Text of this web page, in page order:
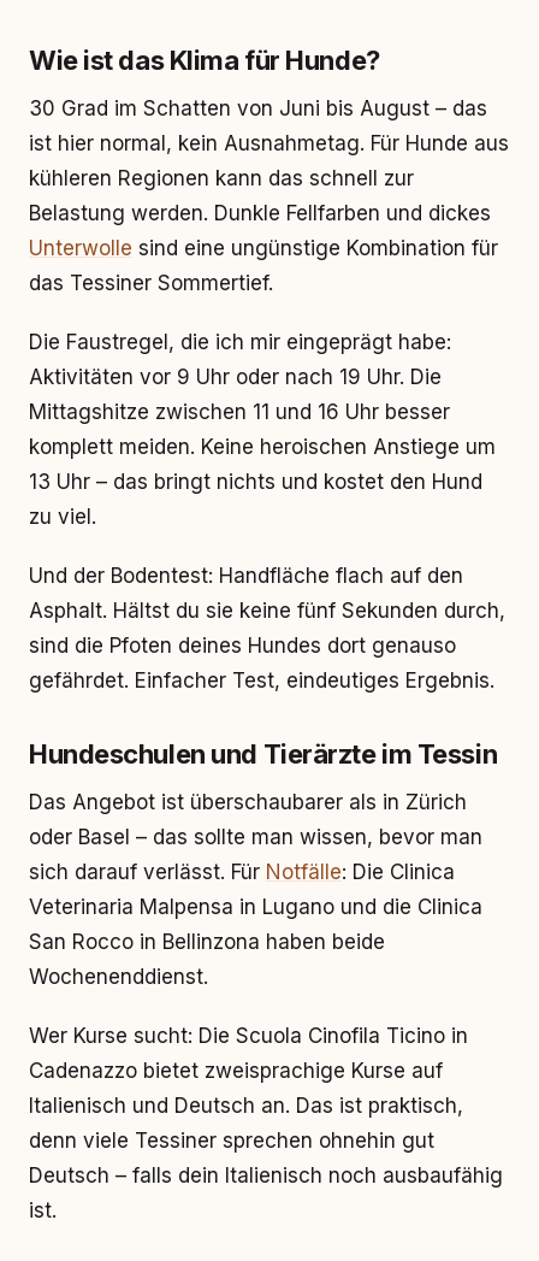
Wie ist das Klima für Hunde?
30 Grad im Schatten von Juni bis August – das
ist hier normal, kein Ausnahmetag. Für Hunde aus
kühleren Regionen kann das schnell zur
Belastung werden. Dunkle Fellfarben und dickes
Unterwolle sind eine ungünstige Kombination für
das Tessiner Sommertief.
Die Faustregel, die ich mir eingeprägt habe:
Aktivitäten vor 9 Uhr oder nach 19 Uhr. Die
Mittagshitze zwischen 11 und 16 Uhr besser
komplett meiden. Keine heroischen Anstiege um
13 Uhr – das bringt nichts und kostet den Hund
zu viel.
Und der Bodentest: Handfläche flach auf den
Asphalt. Hältst du sie keine fünf Sekunden durch,
sind die Pfoten deines Hundes dort genauso
gefährdet. Einfacher Test, eindeutiges Ergebnis.
Hundeschulen und Tierärzte im Tessin
Das Angebot ist überschaubarer als in Zürich
oder Basel – das sollte man wissen, bevor man
sich darauf verlässt. Für Notfälle: Die Clinica
Veterinaria Malpensa in Lugano und die Clinica
San Rocco in Bellinzona haben beide
Wochenenddienst.
Wer Kurse sucht: Die Scuola Cinofila Ticino in
Cadenazzo bietet zweisprachige Kurse auf
Italienisch und Deutsch an. Das ist praktisch,
denn viele Tessiner sprechen ohnehin gut
Deutsch – falls dein Italienisch noch ausbaufähig
ist.